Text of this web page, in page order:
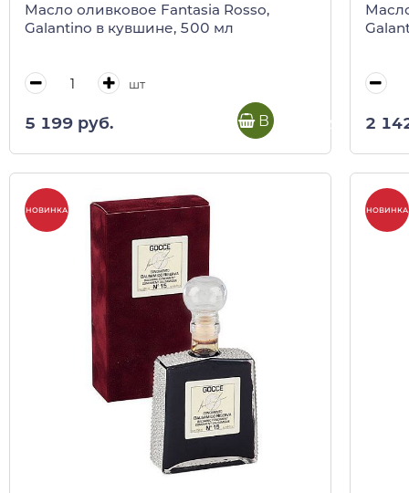
Масло оливковое Fantasia Rosso,
Galantino в кувшине, 500 мл
шт
5 199 руб. В корзину 2
НОВИНКА НОВИНКА